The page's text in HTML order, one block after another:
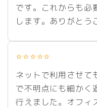
です。これからも必
します。ありがとう
⭐⭐⭐⭐⭐
ネットで利用させて
で不明点にも細かく
行えました。オフィ